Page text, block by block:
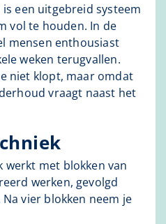
is een uitgebreid systeem
vol te houden. In de
mensen enthousiast
weken terugvallen.
niet klopt, maar omdat
vraagt naast het
werkt met blokken van
werken, gevolgd
vier blokken neem je